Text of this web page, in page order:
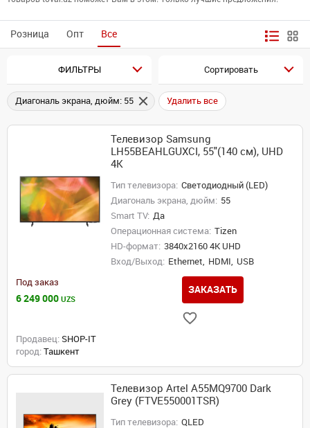
Розница Опт Все
ФИЛЬТРЫ Сортировать
Диагональ экрана, дюйм: 55 Удалить все
Телевизор Samsung
LH55BEAHLGUXCI, 55"(140 см), UHD
4K
Тип телевизора: Светодиодный (LED)
Диагональ экрана, дюйм: 55
Smart TV: Да
Операционная система: Tizen
HD-формат: 3840x2160 4K UHD
Вход/Выход: Ethernet, HDMI, USB
Под заказ
6 249 000 UZS
ЗАКАЗАТЬ
Продавец: SHOP-IT
город: Ташкент
Телевизор Artel A55MQ9700 Dark
Grey (FTVE550001TSR)
Тип телевизора: QLED